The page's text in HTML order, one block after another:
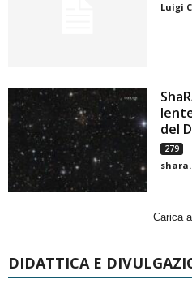
Luigi
del
279
Carica
DIDATTICA E